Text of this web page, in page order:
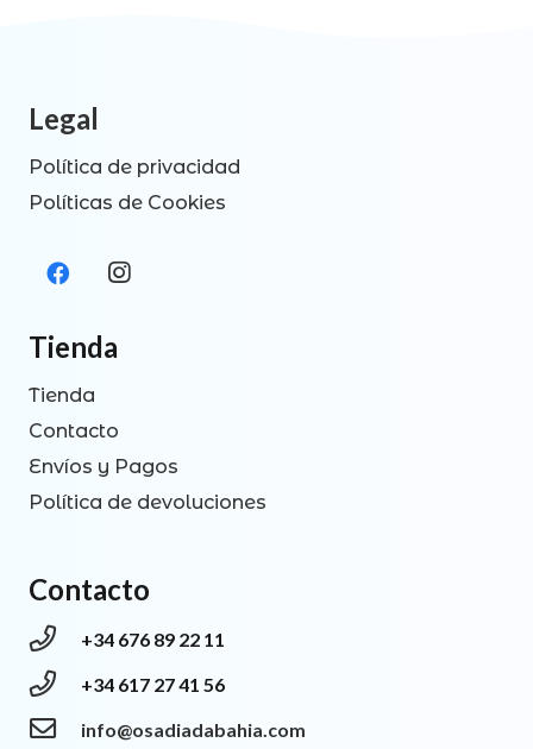
Legal
Política de privacidad
Políticas de Cookies
Tienda
Tienda
Contacto
Envíos y Pagos
Política de devoluciones
Contacto
+34 676 89 22 11
+34 617 27 41 56
info@osadiadabahia.com